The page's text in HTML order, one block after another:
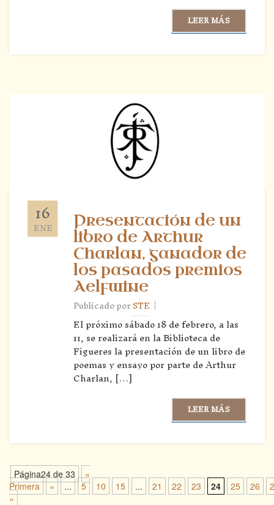
LEER MÁS
16
ENE
Presentación de un
libro de Arthur
Charlan, ganador de
los pasados premios
Aelfwine
Publicado porSTE |
El próximo sábado 18 de febrero, a las
11, se realizará en la Biblioteca de
Figueres la presentación de un libro de
poemas y ensayo por parte de Arthur
Charlan, […]
LEER MÁS
Página24 de 33
«
Primera
« ... 5 10 15 ... 21 22 23 24 25 26
»